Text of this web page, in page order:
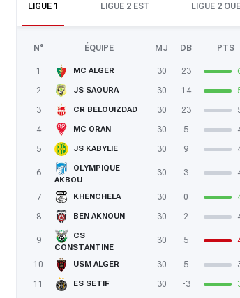
LIGUE 1 LIGUE 2 EST LIGUE 2
N° ÉQUIPE MJ DB PTS
1 MC ALGER 30 23
2
JS SAOURA 30 14
3
CR BELOUIZDAD 30 23
4
MC ORAN 30 5
5
JS KABYLIE 30 9
6
OLYMPIQUE
AKBOU
30 3
7 KHENCHELA 30 0
8
BEN AKNOUN 30 2
9
CS
CONSTANTINE
30 5
10 USM ALGER 30 5
11
ES SETIF 30 -3